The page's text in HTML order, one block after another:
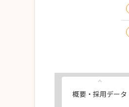
概要・採用データ